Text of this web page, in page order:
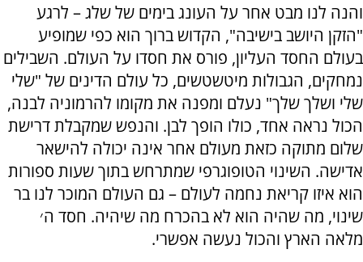
והנה לנו מבט אחר על העונג בימים של שלג – לרגע
"הזקן היושב בישיבה", הקדוש ברוך הוא כפי שמופיע
בעולם החסד העליון, פורס את חסדו על העולם. השבילים
נמחקים, הגבולות מיטשטשים, כל עולם הדינים של "שלי
שלי ושלך שלך" נעלם ומפנה את מקומו להרמוניה לבנה,
הכול נראה אחד, כולו הופך לבן. והנפש שמקבלת דרישת
שלום מתוקה כזאת מעולם אחר אינה יכולה להישאר
אדישה. השינוי הטופוגרפי שמתרחש בתוך שעות ספורות
הוא איזו קריאת נחמה לעולם – גם העולם המוכר לנו בר
שינוי, מה שהיה הוא לא בהכרח מה שיהיה. חסד ה׳
מלאה הארץ והכול נעשה אפשרי.